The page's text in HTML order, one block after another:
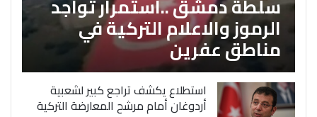
الرموز والاعلام التركية في
مناطق عفرين
استطلاع يكشف تراجع كبير لشعبية
أردوغان أمام مرشح المعارضة التركية